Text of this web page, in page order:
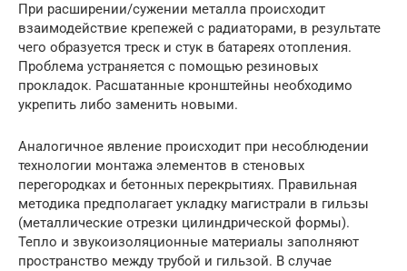
При расширении/сужении металла происходит
взаимодействие крепежей с радиаторами, в результате
чего образуется треск и стук в батареях отопления.
Проблема устраняется с помощью резиновых
прокладок. Расшатанные кронштейны необходимо
укрепить либо заменить новыми.
Аналогичное явление происходит при несоблюдении
технологии монтажа элементов в стеновых
перегородках и бетонных перекрытиях. Правильная
методика предполагает укладку магистрали в гильзы
(металлические отрезки цилиндрической формы).
Тепло и звукоизоляционные материалы заполняют
пространство между трубой и гильзой. В случае